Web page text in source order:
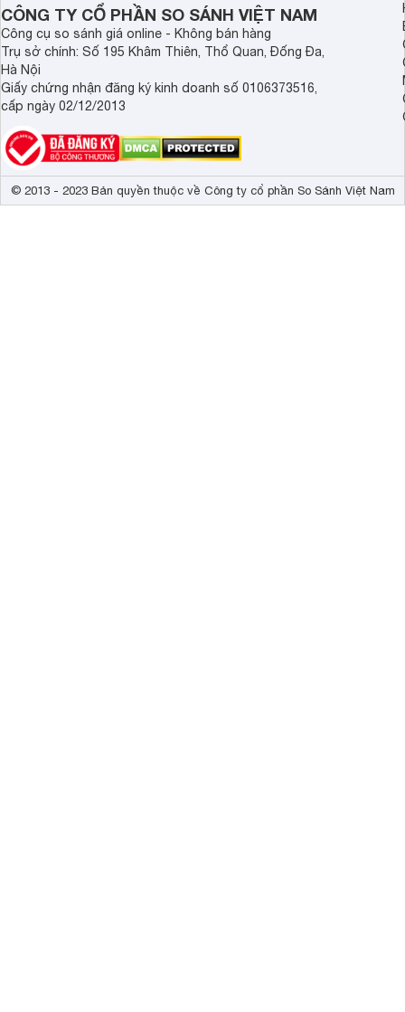
CÔNG TY CỔ PHẦN SO SÁNH VIỆT NAM
Công cụ so sánh giá online - Không bán hàng
Trụ sở chính: Số 195 Khâm Thiên, Thổ Quan, Đống Đa,
Hà Nội
Giấy chứng nhận đăng ký kinh doanh số 0106373516,
cấp ngày 02/12/2013
© 2013 - 2023 Bản quyền thuộc về Công ty cổ phần So Sánh Việt Nam